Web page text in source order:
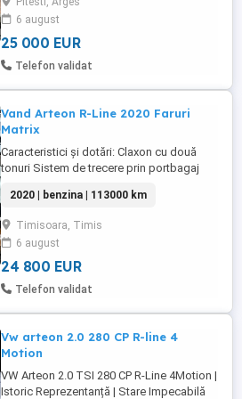
6 august
25 000 EUR
Telefon validat
Vand Arteon R-Line 2020 Faruri
Matrix
Caracteristici și dotări: Claxon cu două
tonuri Sistem de trecere prin portbagaj
inoxidabil) cu logo Blocare diferențială
electronică (EDS) Program electronic de
stabilitate (ESP) cu amplificator de frână
electro-mecanic Sistem asistență la
condus: program stabilizare ...
2020 | benzina | 113000 km
Timisoara, Timis
6 august
24 800 EUR
Telefon validat
Vw arteon 2.0 280 CP R-line 4
Motion
VW Arteon 2.0 TSI 280 CP R-Line 4Motion |
Istoric Reprezentanță | Stare Impecabilă